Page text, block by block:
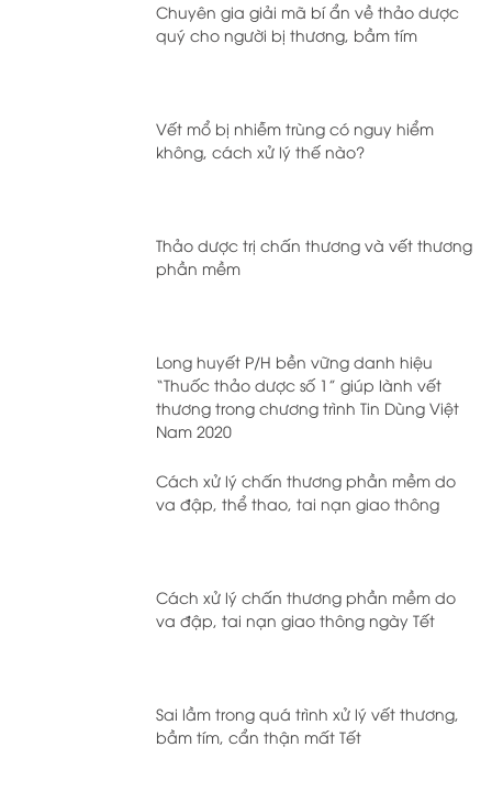
Chuyên gia giải mã bí ẩn về thảo dược
quý cho người bị thương, bầm tím
Vết mổ bị nhiễm trùng có nguy hiểm
không, cách xử lý thế nào?
Thảo dược trị chấn thương và vết thương
phần mềm
Long huyết P/H bền vững danh hiệu
“Thuốc thảo dược số 1” giúp lành vết
thương trong chương trình Tin Dùng Việt
Nam 2020
Cách xử lý chấn thương phần mềm do
va đập, thể thao, tai nạn giao thông
Cách xử lý chấn thương phần mềm do
va đập, tai nạn giao thông ngày Tết
Sai lầm trong quá trình xử lý vết thương,
bầm tím, cẩn thận mất Tết